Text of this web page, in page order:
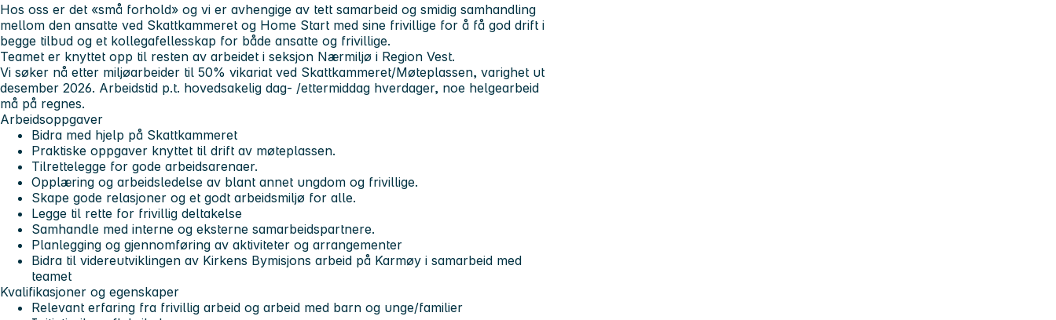
Hos oss er det «små forhold» og vi er avhengige av tett samarbeid og smidig samhandling
mellom den ansatte ved Skattkammeret og Home Start med sine frivillige for å få god drift i
begge tilbud og et kollegafellesskap for både ansatte og frivillige.
Teamet er knyttet opp til resten av arbeidet i seksjon Nærmiljø i Region Vest.
Vi søker nå etter miljøarbeider til 50% vikariat ved Skattkammeret/Møteplassen, varighet ut
desember 2026. Arbeidstid p.t. hovedsakelig dag- /ettermiddag hverdager, noe helgearbeid
må på regnes.
Arbeidsoppgaver
Bidra med hjelp på Skattkammeret
Praktiske oppgaver knyttet til drift av møteplassen.
Tilrettelegge for gode arbeidsarenaer.
Opplæring og arbeidsledelse av blant annet ungdom og frivillige.
Skape gode relasjoner og et godt arbeidsmiljø for alle.
Legge til rette for frivillig deltakelse
Samhandle med interne og eksterne samarbeidspartnere.
Planlegging og gjennomføring av aktiviteter og arrangementer
Bidra til videreutviklingen av Kirkens Bymisjons arbeid på Karmøy i samarbeid med
teamet
Kvalifikasjoner og egenskaper
Relevant erfaring fra frivillig arbeid og arbeid med barn og unge/familier